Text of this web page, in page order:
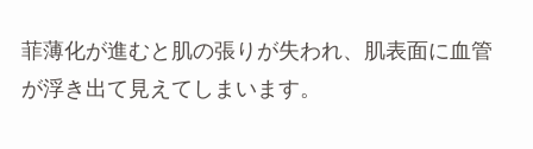
菲薄化が進むと肌の張りが失われ、肌表面に血管
が浮き出て見えてしまいます。